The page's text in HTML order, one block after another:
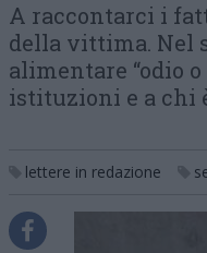
A raccontarci i
della vittima. Nel
alimentare “odio
istituzioni e a chi
lettere in redazione